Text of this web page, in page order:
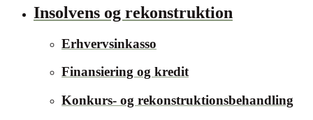
Insolvens og rekonstruktion
Erhvervsinkasso
Finansiering og kredit
Konkurs- og rekonstruktionsbehandling